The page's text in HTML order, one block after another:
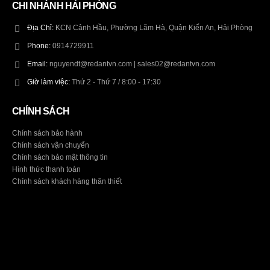
CHI NHÁNH HẢI PHÒNG
Địa Chỉ: KCN Cảnh Hầu, Phường Lãm Hà, Quận Kiến An, Hải Phòng
Phone: 0914729911
Email: nguyendt@redantvn.com | sales02@redantvn.com
Giờ làm việc: Thứ 2 - Thứ 7 / 8:00 - 17:30
CHÍNH SÁCH
Chính sách bảo hành
Chính sách vận chuyển
Chính sách bảo mật thông tin
Hình thức thanh toán
Chính sách khách hàng thân thiết